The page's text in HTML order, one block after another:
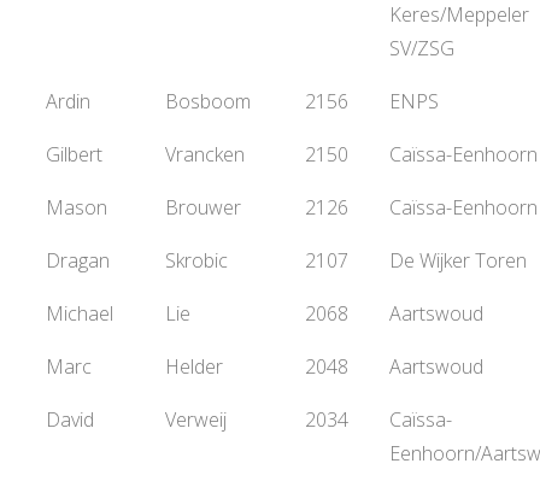
Keres/Meppeler
SV/ZSG
Ardin
Bosboom 2156
ENPS
Gilbert
Vrancken 2150
Caïssa-Eenhoorn
Mason
Brouwer 2126
Caïssa-Eenhoorn
Dragan
Skrobic 2107
De Wijker Toren
Michael
Lie 2068
Aartswoud
Marc
Helder 2048
Aartswoud
David
Verweij 2034
Caïssa-
Eenhoorn/